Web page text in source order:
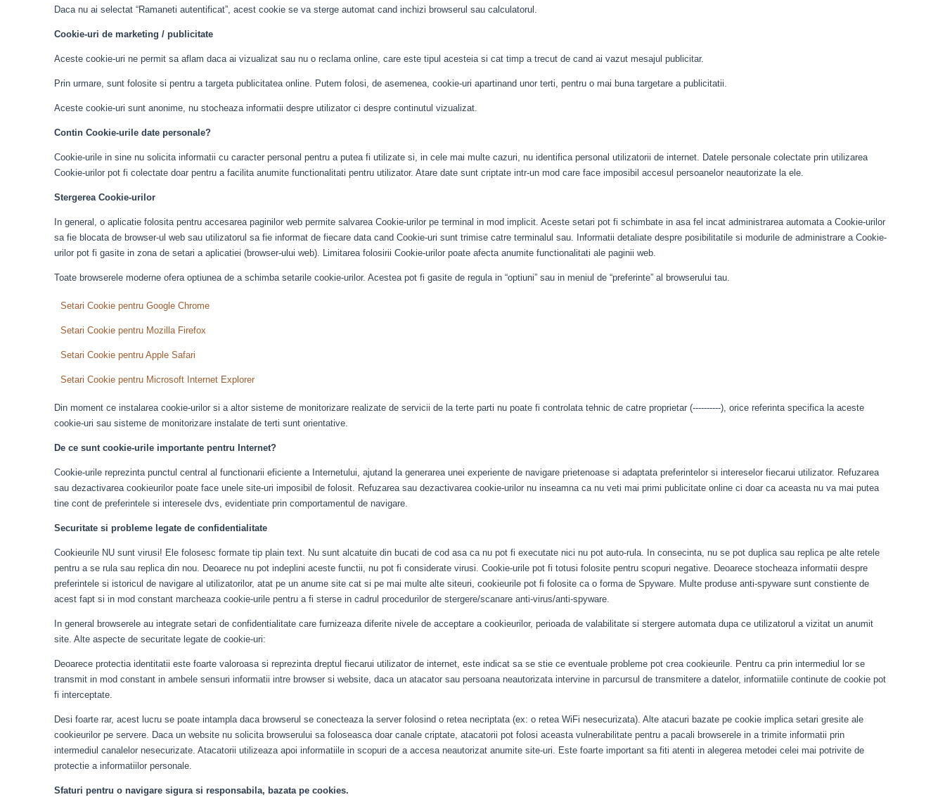
Daca nu ai selectat “Ramaneti autentificat”, acest cookie se va sterge automat cand inchizi browserul sau calculatorul.
Cookie-uri de marketing / publicitate
Aceste cookie-uri ne permit sa aflam daca ai vizualizat sau nu o reclama online, care este tipul acesteia si cat timp a trecut de cand ai vazut mesajul publicitar.
Prin urmare, sunt folosite si pentru a targeta publicitatea online. Putem folosi, de asemenea, cookie-uri apartinand unor terti, pentru o mai buna targetare a publicitatii.
Aceste cookie-uri sunt anonime, nu stocheaza informatii despre utilizator ci despre continutul vizualizat.
Contin Cookie-urile date personale?
Cookie-urile in sine nu solicita informatii cu caracter personal pentru a putea fi utilizate si, in cele mai multe cazuri, nu identifica personal utilizatorii de internet. Datele personale colectate prin utilizarea
Cookie-urilor pot fi colectate doar pentru a facilita anumite functionalitati pentru utilizator. Atare date sunt criptate intr-un mod care face imposibil accesul persoanelor neautorizate la ele.
Stergerea Cookie-urilor
In general, o aplicatie folosita pentru accesarea paginilor web permite salvarea Cookie-urilor pe terminal in mod implicit. Aceste setari pot fi schimbate in asa fel incat administrarea automata a Cookie-urilor
sa fie blocata de browser-ul web sau utilizatorul sa fie informat de fiecare data cand Cookie-uri sunt trimise catre terminalul sau. Informatii detaliate despre posibilitatile si modurile de administrare a Cookie-
urilor pot fi gasite in zona de setari a aplicatiei (browser-ului web). Limitarea folosirii Cookie-urilor poate afecta anumite functionalitati ale paginii web.
Toate browserele moderne ofera optiunea de a schimba setarile cookie-urilor. Acestea pot fi gasite de regula in “optiuni” sau in meniul de “preferinte” al browserului tau.
Setari Cookie pentru Google Chrome
Setari Cookie pentru Mozilla Firefox
Setari Cookie pentru Apple Safari
Setari Cookie pentru Microsoft Internet Explorer
Din moment ce instalarea cookie-urilor si a altor sisteme de monitorizare realizate de servicii de la terte parti nu poate fi controlata tehnic de catre proprietar (----------), orice referinta specifica la aceste
cookie-uri sau sisteme de monitorizare instalate de terti sunt orientative.
De ce sunt cookie-urile importante pentru Internet?
Cookie-urile reprezinta punctul central al functionarii eficiente a Internetului, ajutand la generarea unei experiente de navigare prietenoase si adaptata preferintelor si intereselor fiecarui utilizator. Refuzarea
sau dezactivarea cookieurilor poate face unele site-uri imposibil de folosit. Refuzarea sau dezactivarea cookie-urilor nu inseamna ca nu veti mai primi publicitate online ci doar ca aceasta nu va mai putea
tine cont de preferintele si interesele dvs, evidentiate prin comportamentul de navigare.
Securitate si probleme legate de confidentialitate
Cookieurile NU sunt virusi! Ele folosesc formate tip plain text. Nu sunt alcatuite din bucati de cod asa ca nu pot fi executate nici nu pot auto-rula. In consecinta, nu se pot duplica sau replica pe alte retele
pentru a se rula sau replica din nou. Deoarece nu pot indeplini aceste functii, nu pot fi considerate virusi. Cookie-urile pot fi totusi folosite pentru scopuri negative. Deoarece stocheaza informatii despre
preferintele si istoricul de navigare al utilizatorilor, atat pe un anume site cat si pe mai multe alte siteuri, cookieurile pot fi folosite ca o forma de Spyware. Multe produse anti-spyware sunt constiente de
acest fapt si in mod constant marcheaza cookie-urile pentru a fi sterse in cadrul procedurilor de stergere/scanare anti-virus/anti-spyware.
In general browserele au integrate setari de confidentialitate care furnizeaza diferite nivele de acceptare a cookieurilor, perioada de valabilitate si stergere automata dupa ce utilizatorul a vizitat un anumit
site. Alte aspecte de securitate legate de cookie-uri:
Deoarece protectia identitatii este foarte valoroasa si reprezinta dreptul fiecarui utilizator de internet, este indicat sa se stie ce eventuale probleme pot crea cookieurile. Pentru ca prin intermediul lor se
transmit in mod constant in ambele sensuri informatii intre browser si website, daca un atacator sau persoana neautorizata intervine in parcursul de transmitere a datelor, informatiile continute de cookie pot
fi interceptate.
Desi foarte rar, acest lucru se poate intampla daca browserul se conecteaza la server folosind o retea necriptata (ex: o retea WiFi nesecurizata). Alte atacuri bazate pe cookie implica setari gresite ale
cookieurilor pe servere. Daca un website nu solicita browserului sa foloseasca doar canale criptate, atacatorii pot folosi aceasta vulnerabilitate pentru a pacali browserele in a trimite informatii prin
intermediul canalelor nesecurizate. Atacatorii utilizeaza apoi informatiile in scopuri de a accesa neautorizat anumite site-uri. Este foarte important sa fiti atenti in alegerea metodei celei mai potrivite de
protectie a informatiilor personale.
Sfaturi pentru o navigare sigura si responsabila, bazata pe cookies.